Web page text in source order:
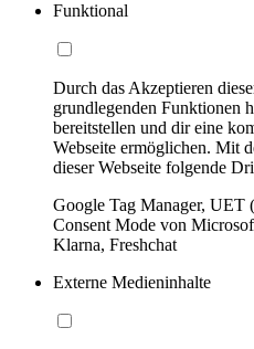
Funktional
Durch das Akzeptieren
grundlegenden Funktionen
bereitstellen und dir eine
Webseite ermöglichen. Mit
dieser Webseite folgende
Google Tag Manager, UET
Consent Mode von
Klarna, Freshchat
Externe Medieninhalte